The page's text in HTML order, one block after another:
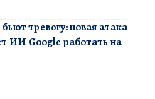
тревогу: новая атака
ИИ Google работать на